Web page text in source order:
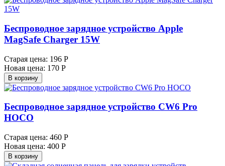
Беспроводное зарядное устройство Apple
MagSafe Charger 15W
Старая цена: 196 Р
Новая цена: 170 Р
В корзину
Беспроводное зарядное устройство CW6 Pro
HOCO
Старая цена: 460 Р
Новая цена: 400 Р
В корзину